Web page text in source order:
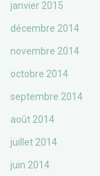
janvier 2015
décembre 2014
novembre 2014
octobre 2014
septembre 2014
août 2014
juillet 2014
juin 2014